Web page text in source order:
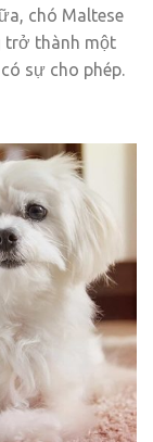
chó Maltese
trở thành một
sự cho phép.